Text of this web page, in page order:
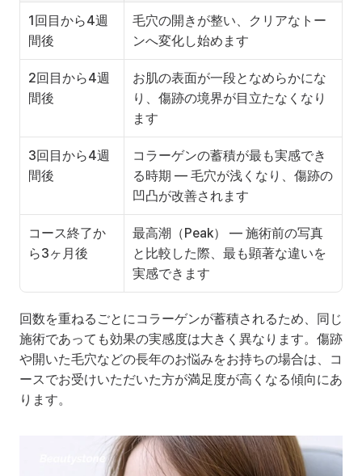
1回目から4週
間後
毛穴の開きが整い、クリアなトー
ンへ変化し始めます
2回目から4週
間後
お肌の表面が一段となめらかにな
り、傷跡の境界が目立たなくなり
ます
3回目から4週
間後
コラーゲンの蓄積が最も実感でき
る時期 — 毛穴が浅くなり、傷跡の
凹凸が改善されます
コース終了か
ら3ヶ月後
最高潮（Peak） — 施術前の写真
と比較した際、最も顕著な違いを
実感できます
回数を重ねるごとにコラーゲンが蓄積されるため、同じ
施術であっても効果の実感度は大きく異なります。傷跡
や開いた毛穴などの長年のお悩みをお持ちの場合は、コ
ースでお受けいただいた方が満足度が高くなる傾向にあ
ります。